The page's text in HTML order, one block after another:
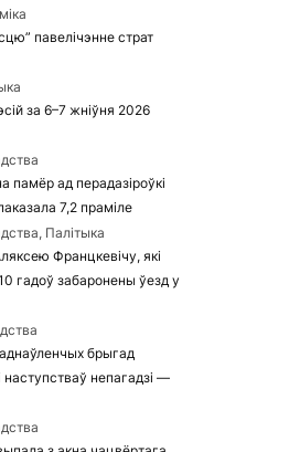
павелічэнне страт
за 6–7 жніўня 2026
ад перадазіроўкі
7,2 праміле
Палітыка
Францкевічу, які
гадоў забаронены ўезд у
брыгад
наступстваў непагадзі —